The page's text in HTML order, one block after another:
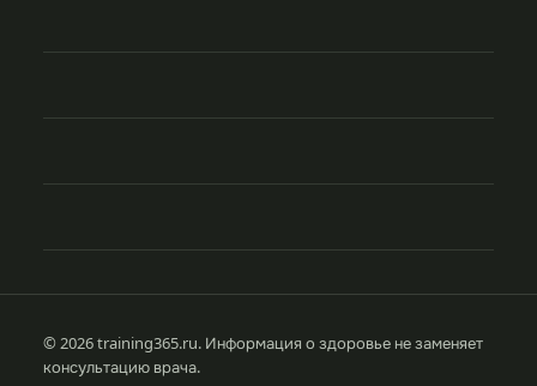
© 2026 training365.ru. Информация о здоровье не заменяет
консультацию врача.